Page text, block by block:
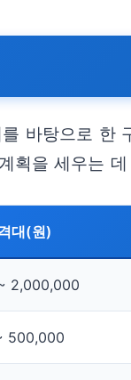
바탕으로 한
획을 세우는
대(원)
2,000,000
500,000